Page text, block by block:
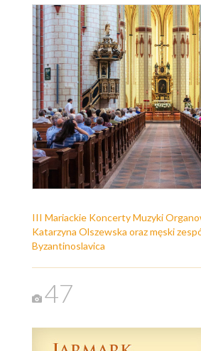
III Mariackie Koncerty Muzyki
Katarzyna Olszewska oraz męski
Byzantinoslavica
47